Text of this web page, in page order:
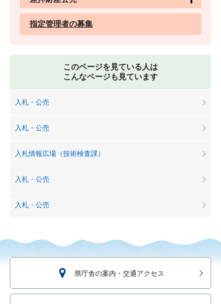
指定管理者の募集
このページを見ている人は
こんなページも見ています
入札・公売
入札・公売
入札情報広場（技術検査課）
入札・公売
入札・公売
県庁舎の案内・交通アクセス